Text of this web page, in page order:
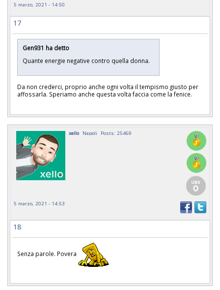
5 marzo, 2021 - 14:50
17
Gen931 ha detto
Quante energie negative contro quella donna.
Da non crederci, proprio anche ogni volta il tempismo giusto per
affossarla. Speriamo anche questa volta faccia come la fenice.
xello Napoli Posts: 25469
5 marzo, 2021 - 14:53
18
Senza parole. Povera